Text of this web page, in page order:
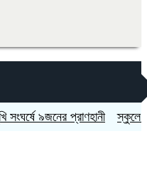
৯জনের প্রাণহানী স্কুলে